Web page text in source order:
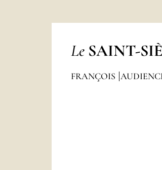
Le SAINT-
FRANÇOIS